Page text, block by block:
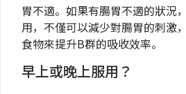
胃不適。如果有腸胃不適的狀況
用，不僅可以減少對腸胃的刺激
食物來提升B群的吸收效率。
早上或晚上服用？